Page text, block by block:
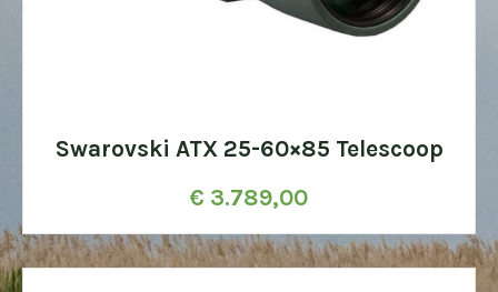
Swarovski ATX 25-60×85 Telescoop
€ 3.789,00